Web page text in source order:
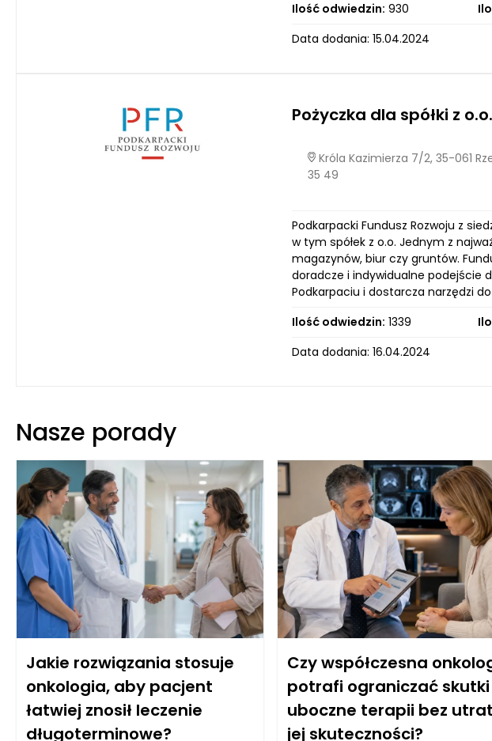
Ilość odwiedzin: 930
Data dodania: 15.04.2024
Pożyczka dla spółki z
Króla Kazimierza 7/2, 35-061
35 49
Podkarpacki Fundusz Rozwoju z
w tym spółek z o.o. Jednym z
magazynów, biur czy gruntów.
doradcze i indywidualne podejście
Podkarpaciu i dostarcza narzędzi
Ilość odwiedzin: 1339
Data dodania: 16.04.2024
Nasze porady
Jakie rozwiązania stosuje
onkologia, aby pacjent
łatwiej znosił leczenie
długoterminowe?
Czy współczesna
potrafi ograniczać skutki
uboczne terapii bez
jej skuteczności?